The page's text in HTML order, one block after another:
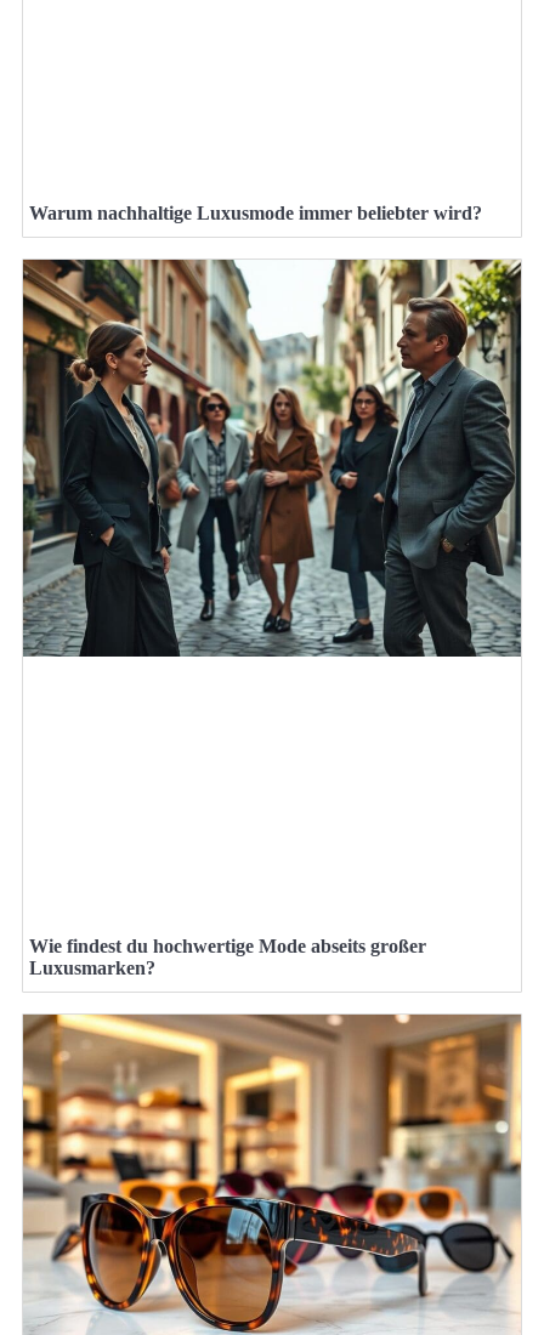
Warum nachhaltige Luxusmode immer beliebter wird?
Wie findest du hochwertige Mode abseits großer
Luxusmarken?